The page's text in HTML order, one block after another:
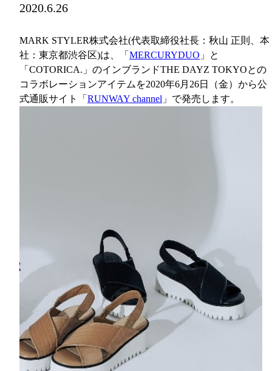
2020.6.26
MARK STYLER株式会社(代表取締役社長：秋山 正則、本
社：東京都渋谷区)は、「 MERCURYDUO 」と
「COTORICA.」のインブランドTHE DAYZ TOKYOとの
コラボレーションアイテムを2020年6月26日（金）から公
式通販サイト「 RUNWAY channel 」で発売します。